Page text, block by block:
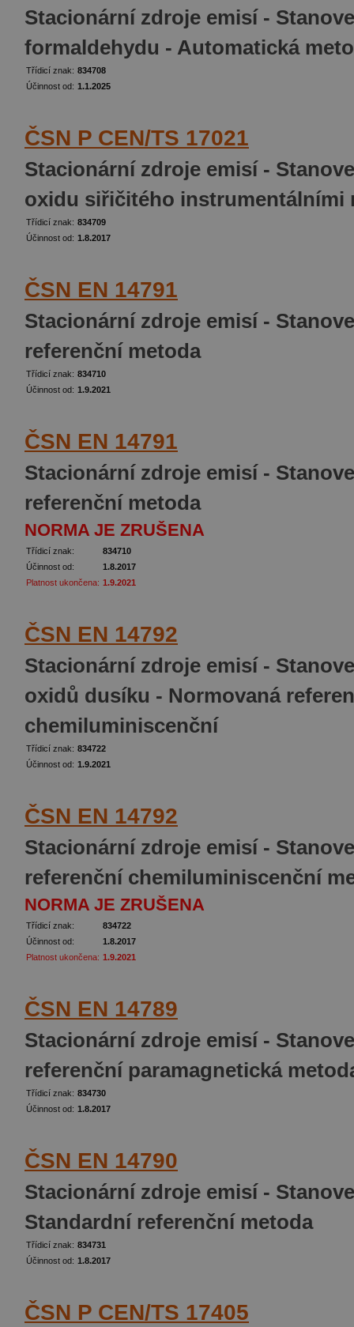
Stacionární zdroje emisí -
formaldehydu - Automatická
Třídicí znak: 834708
Účinnost od: 1.1.2025
ČSN P CEN/TS 17021
Stacionární zdroje emisí -
oxidu siřičitého instrumentálními
Třídicí znak: 834709
Účinnost od: 1.8.2017
ČSN EN 14791
Stacionární zdroje emisí -
referenční metoda
Třídicí znak: 834710
Účinnost od: 1.9.2021
ČSN EN 14791
Stacionární zdroje emisí -
referenční metoda
NORMA JE ZRUŠENA
Třídicí znak:
834710
Účinnost od:
1.8.2017
Platnost ukončena: 1.9.2021
ČSN EN 14792
Stacionární zdroje emisí -
oxidů dusíku - Normovaná
chemiluminiscenční
Třídicí znak: 834722
Účinnost od: 1.9.2021
ČSN EN 14792
Stacionární zdroje emisí -
referenční chemiluminiscenční
NORMA JE ZRUŠENA
Třídicí znak:
834722
Účinnost od:
1.8.2017
Platnost ukončena: 1.9.2021
ČSN EN 14789
Stacionární zdroje emisí -
referenční paramagnetická
Třídicí znak: 834730
Účinnost od: 1.8.2017
ČSN EN 14790
Stacionární zdroje emisí -
Standardní referenční metoda
Třídicí znak: 834731
Účinnost od: 1.8.2017
ČSN P CEN/TS 17405